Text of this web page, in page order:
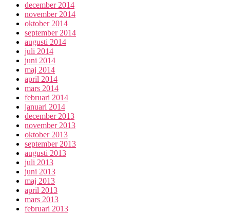
december 2014
november 2014
oktober 2014
september 2014
augusti 2014
juli 2014
juni 2014
maj 2014
april 2014
mars 2014
februari 2014
januari 2014
december 2013
november 2013
oktober 2013
september 2013
augusti 2013
juli 2013
juni 2013
maj 2013
april 2013
mars 2013
februari 2013